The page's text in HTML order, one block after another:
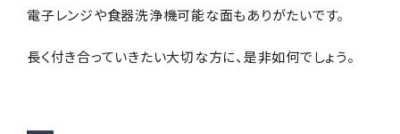
電子レンジや食器洗浄機可能な面もありがたいです。
長く付き合っていきたい大切な方に、是非如何でしょう。